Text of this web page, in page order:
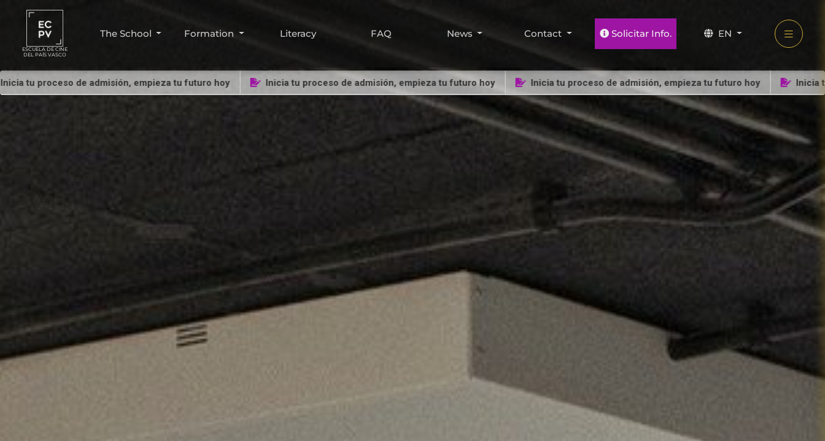
ESCUELA DE CINE
DEL PAÍS VASCO
The School Formation Literacy FAQ News Contact Solicitar Info. EN
de admisión, empieza tu futuro hoy Inicia tu proceso de admisión, empieza tu futuro hoy Inicia tu proceso de admisión, empieza tu futuro hoy Inicia tu proceso